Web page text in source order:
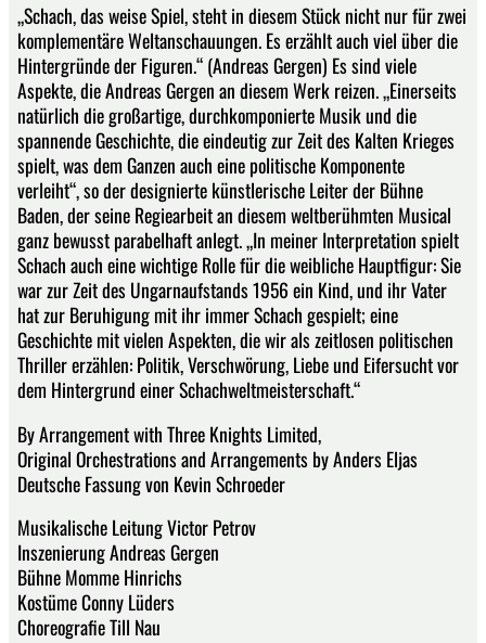
„Schach, das weise Spiel, steht in diesem Stück nicht nur für zwei
komplementäre Weltanschauungen. Es erzählt auch viel über die
Hintergründe der Figuren.“ (Andreas Gergen) Es sind viele
Aspekte, die Andreas Gergen an diesem Werk reizen. „Einerseits
natürlich die großartige, durchkomponierte Musik und die
spannende Geschichte, die eindeutig zur Zeit des Kalten Krieges
spielt, was dem Ganzen auch eine politische Komponente
verleiht“, so der designierte künstlerische Leiter der Bühne
Baden, der seine Regiearbeit an diesem weltberühmten Musical
ganz bewusst parabelhaft anlegt. „In meiner Interpretation spielt
Schach auch eine wichtige Rolle für die weibliche Hauptfigur: Sie
war zur Zeit des Ungarnaufstands 1956 ein Kind, und ihr Vater
hat zur Beruhigung mit ihr immer Schach gespielt; eine
Geschichte mit vielen Aspekten, die wir als zeitlosen politischen
Thriller erzählen: Politik, Verschwörung, Liebe und Eifersucht vor
dem Hintergrund einer Schachweltmeisterschaft.“
By Arrangement with Three Knights Limited,
Original Orchestrations and Arrangements by Anders Eljas
Deutsche Fassung von Kevin Schroeder
Musikalische Leitung Victor Petrov
Inszenierung Andreas Gergen
Bühne Momme Hinrichs
Kostüme Conny Lüders
Choreografie Till Nau